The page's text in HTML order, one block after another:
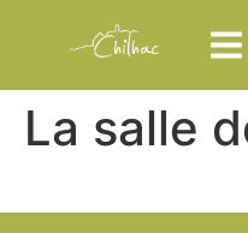
La salle